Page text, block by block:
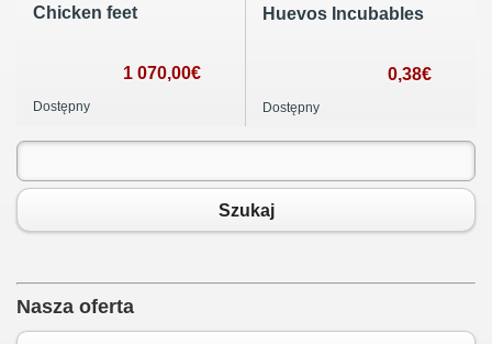
Chicken feet
1 070,00€
Dostępny
Huevos Incubables
0,38€
Dostępny
Szukaj
Nasza oferta